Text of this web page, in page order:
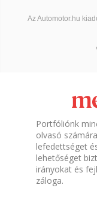
Az Automotor.hu
Portfóliónk
olvasó
lefedettséget
lehetőséget
irányokat és
záloga.